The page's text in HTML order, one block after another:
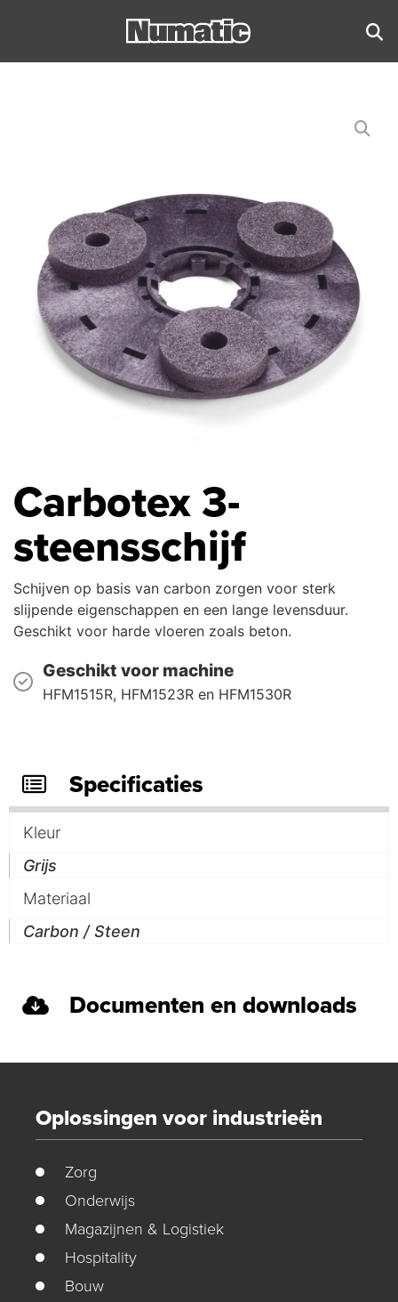
Carbotex 3-
steensschijf
Schijven op basis van carbon zorgen voor sterk
slijpende eigenschappen en een lange levensduur.
Geschikt voor harde vloeren zoals beton.
Geschikt voor machine
HFM1515R, HFM1523R en HFM1530R
Specificaties
Kleur
Grijs
Materiaal
Carbon / Steen
Documenten en downloads
Oplossingen voor industrieën
Zorg
Onderwijs
Magazijnen & Logistiek
Hospitality
Bouw